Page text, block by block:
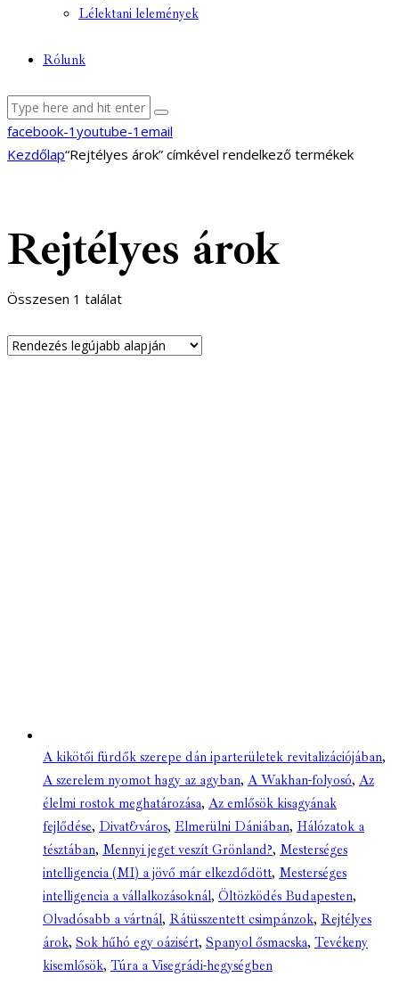
Lélektani lelemények
Rólunk
facebook-1 youtube-1 email
Kezdőlap“Rejtélyes árok” címkével rendelkező termékek
Rejtélyes árok
Összesen 1 találat
A kikötői fürdők szerepe dán iparterületek revitalizációjában,
A szerelem nyomot hagy az agyban, A Wakhan-folyosó, Az
élelmi rostok meghatározása, Az emlősök kisagyának
fejlődése, Divat&város, Elmerülni Dániában, Hálózatok a
tésztában, Mennyi jeget veszít Grönland?, Mesterséges
intelligencia (MI) a jövő már elkezdődött, Mesterséges
intelligencia a vállalkozásoknál, Öltözködés Budapesten,
Olvadósabb a vártnál, Rátüsszentett csimpánzok, Rejtélyes
árok, Sok hűhó egy oázisért, Spanyol ősmacska, Tevékeny
kisemlősök, Túra a Visegrádi-hegységben